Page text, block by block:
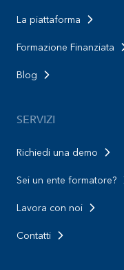
La piattaforma
Formazione Finanziata
Blog
SERVIZI
Richiedi una demo
Sei un ente formatore?
Lavora con noi
Contatti